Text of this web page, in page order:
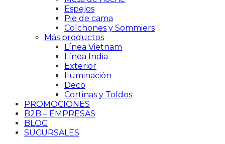
Espejos
Pie de cama
Colchones y Sommiers
Más productos
Línea Vietnam
Línea India
Exterior
Iluminación
Deco
Cortinas y Toldos
PROMOCIONES
B2B – EMPRESAS
BLOG
SUCURSALES